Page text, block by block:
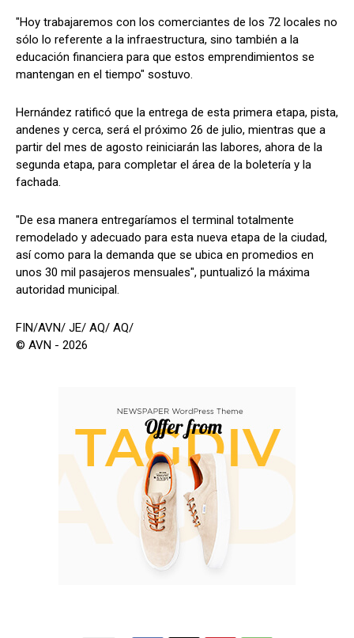
"Hoy trabajaremos con los comerciantes de los 72 locales no
sólo lo referente a la infraestructura, sino también a la
educación financiera para que estos emprendimientos se
mantengan en el tiempo" sostuvo.
Hernández ratificó que la entrega de esta primera etapa, pista,
andenes y cerca, será el próximo 26 de julio, mientras que a
partir del mes de agosto reiniciarán las labores, ahora de la
segunda etapa, para completar el área de la boletería y la
fachada.
"De esa manera entregaríamos el terminal totalmente
remodelado y adecuado para esta nueva etapa de la ciudad,
así como para la demanda que se ubica en promedios en
unos 30 mil pasajeros mensuales", puntualizó la máxima
autoridad municipal.
FIN/AVN/ JE/ AQ/ AQ/
© AVN - 2026